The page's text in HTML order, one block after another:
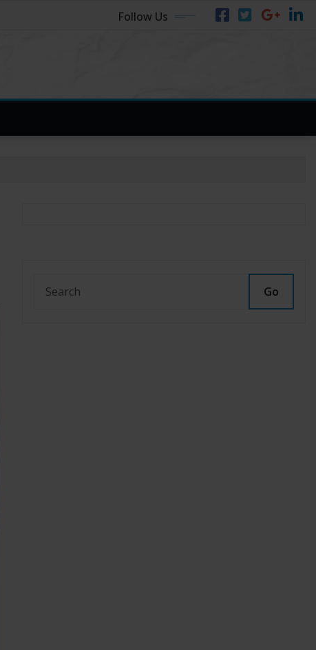
Follow Us
Go